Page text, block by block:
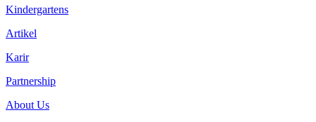
Kindergartens
Artikel
Karir
Partnership
About Us